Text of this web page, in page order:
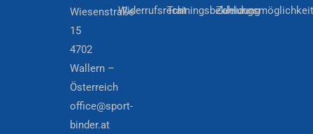
Wiesenstraße
15
4702
Wallern –
Österreich
office@sport-
binder.at
WiderrufsrechtTrainingsbekleidung